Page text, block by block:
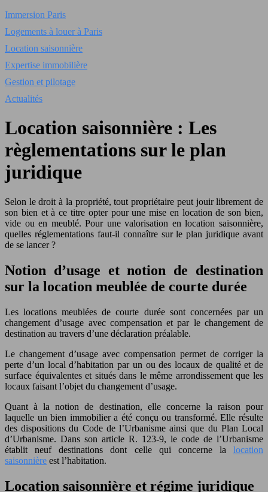
Immersion Paris
Logements à louer à Paris
Location saisonnière
Expertise immobilière
Gestion et pilotage
Actualités
Location saisonnière : Les
règlementations sur le plan
juridique
Selon le droit à la propriété, tout propriétaire peut jouir librement de
son bien et à ce titre opter pour une mise en location de son bien,
vide ou en meublé. Pour une valorisation en location saisonnière,
quelles réglementations faut-il connaître sur le plan juridique avant
de se lancer ?
Notion d’usage et notion de destination
sur la location meublée de courte durée
Les locations meublées de courte durée sont concernées par un
changement d’usage avec compensation et par le changement de
destination au travers d’une déclaration préalable.
Le changement d’usage avec compensation permet de corriger la
perte d’un local d’habitation par un ou des locaux de qualité et de
surface équivalentes et situés dans le même arrondissement que les
locaux faisant l’objet du changement d’usage.
Quant à la notion de destination, elle concerne la raison pour
laquelle un bien immobilier a été conçu ou transformé. Elle résulte
des dispositions du Code de l’Urbanisme ainsi que du Plan Local
d’Urbanisme. Dans son article R. 123-9, le code de l’Urbanisme
établit neuf destinations dont celle qui concerne la location
saisonnière est l’habitation.
Location saisonnière et régime juridique